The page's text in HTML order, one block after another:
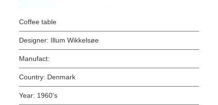
Coffee table
Designer: Illum Wikkelsøe
Manufact:
Country: Denmark
Year: 1960's